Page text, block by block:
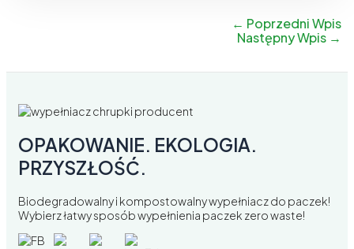
← Poprzedni Wpis
Następny Wpis →
OPAKOWANIE. EKOLOGIA.
PRZYSZŁOŚĆ.
Biodegradowalny i kompostowalny wypełniacz do paczek!
Wybierz łatwy sposób wypełnienia paczek zero waste!